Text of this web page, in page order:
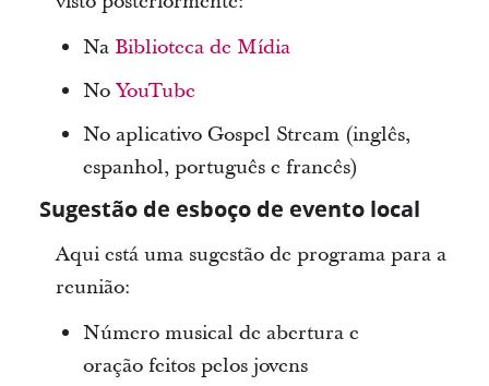
Na Biblioteca de Mídia
No YouTube
No aplicativo Gospel Stream (inglês,
espanhol, português e francês)
Sugestão de esboço de evento local
Aqui está uma sugestão de programa para a
reunião:
Número musical de abertura e
oração feitos pelos jovens